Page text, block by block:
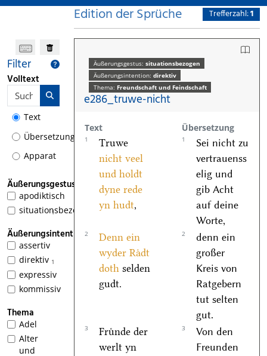
Filter
Volltext
Text
Übersetzung
Apparat
Äußerungsgestus
apodiktisch
1
situationsbezogen
Äußerungsintention
assertiv
1
direktiv
expressiv
kommissiv
Thema
Adel
Alter
und
Edition der Sprüche Trefferzahl:1
Äußerungsgestus: situationsbezogen
Äußerungsintention: direktiv
Thema: Freundschaft und Feindschaft
e286_truwe-nicht
Text Übersetzung
1
Truwe
nicht veel
und holdt
dyne rede
yn hudt,
1
Sei nicht zu
vertrauenss
elig und
gib Acht
auf deine
Worte,
2
Denn ein
wyder Raͤdt
doth selden
gudt.
2
denn ein
großer
Kreis von
Ratgebern
tut selten
gut.
3
Fruͤnde der
werlt yn
3
Von den
Freunden